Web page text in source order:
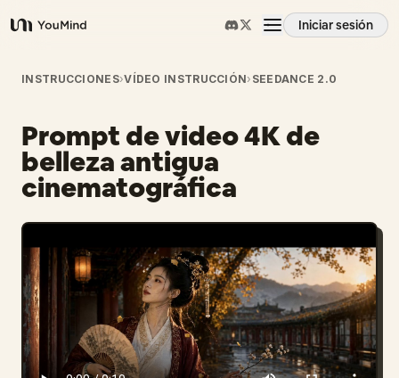
YouMind
Iniciar sesión
Resumen
Casos de uso
Habilidades
Prompts
Precios
Descargar
INSTRUCCIONES›VÍDEO INSTRUCCIÓN› SEEDANCE 2.0
Prompt de video 4K de
belleza antigua
cinematográfica